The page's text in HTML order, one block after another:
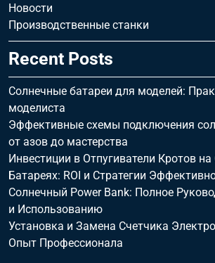
Новости
Производственные станки
Recent Posts
Солнечные батареи для моделей:
моделиста
Эффективные схемы подключения
от азов до мастерства
Инвестиции в Отпугиватели Кротов
Батареях: ROI и Стратегии
Солнечный Power Bank: Полное
и Использованию
Установка и Замена Счетчика
Опыт Профессионала